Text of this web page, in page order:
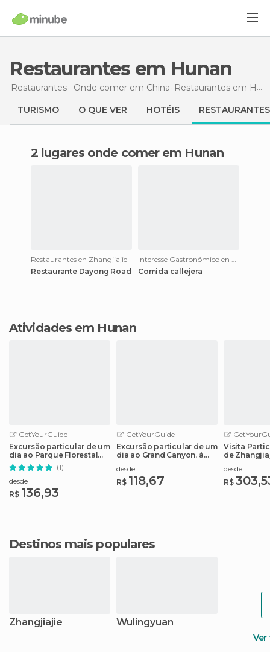
Restaurantes em Hunan
Restaurantes Onde comer em China Restaurantes em Hunan
TURISMO O QUE VER HOTÉIS RESTAURANTES
2 lugares onde comer em Hunan
Restaurantes en Zhangjiajie
Restaurante Dayong Road
Interesse Gastronómico en Wulingyuan
Comida callejera
Atividades em Hunan
GetYourGuide
Excursão particular de um
dia ao Parque Florestal
Nacional de Zhangjiajie
(1)
desde
R$ 136,93
GetYourGuide
Excursão particular de um
dia ao Grand Canyon, à
Baofeng
desde
R$ 118,67
Visita
de
desde
R$
Destinos mais populares
Zhangjiajie Wulingyuan